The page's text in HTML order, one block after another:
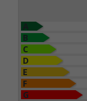
B
C
D
E
F
G